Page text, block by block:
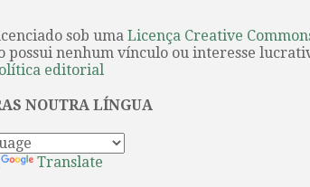
sob uma Licença Creative
possui nenhum vínculo ou interesse
editorial
NOUTRA LÍNGUA
Translate